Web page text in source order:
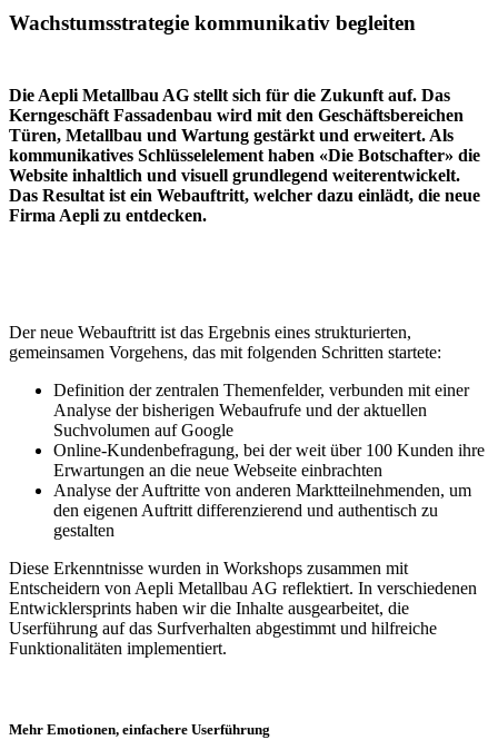
Wachstumsstrategie kommunikativ begleiten
Die Aepli Metallbau AG stellt sich für die Zukunft auf. Das
Kerngeschäft Fassadenbau wird mit den Geschäftsbereichen
Türen, Metallbau und Wartung gestärkt und erweitert. Als
kommunikatives Schlüsselelement haben «Die Botschafter» die
Website inhaltlich und visuell grundlegend weiterentwickelt.
Das Resultat ist ein Webauftritt, welcher dazu einlädt, die neue
Firma Aepli zu entdecken.
Der neue Webauftritt ist das Ergebnis eines strukturierten,
gemeinsamen Vorgehens, das mit folgenden Schritten startete:
Definition der zentralen Themenfelder, verbunden mit einer
Analyse der bisherigen Webaufrufe und der aktuellen
Suchvolumen auf Google
Online-Kundenbefragung, bei der weit über 100 Kunden ihre
Erwartungen an die neue Webseite einbrachten
Analyse der Auftritte von anderen Marktteilnehmenden, um
den eigenen Auftritt differenzierend und authentisch zu
gestalten
Diese Erkenntnisse wurden in Workshops zusammen mit
Entscheidern von Aepli Metallbau AG reflektiert. In verschiedenen
Entwicklersprints haben wir die Inhalte ausgearbeitet, die
Userführung auf das Surfverhalten abgestimmt und hilfreiche
Funktionalitäten implementiert.
Mehr Emotionen, einfachere Userführung